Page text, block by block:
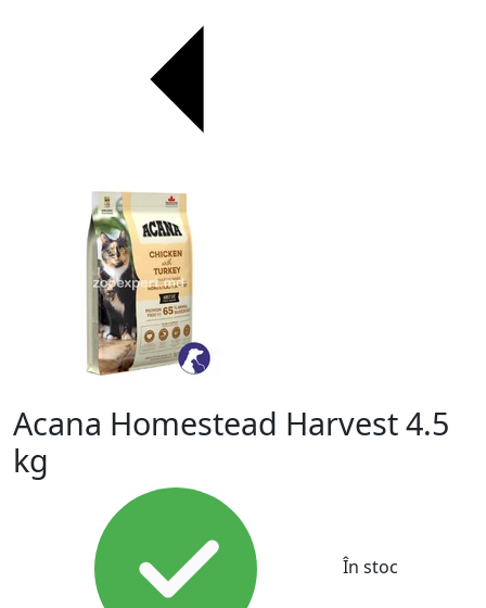
Acana Homestead Harvest 4.5
kg
În stoc